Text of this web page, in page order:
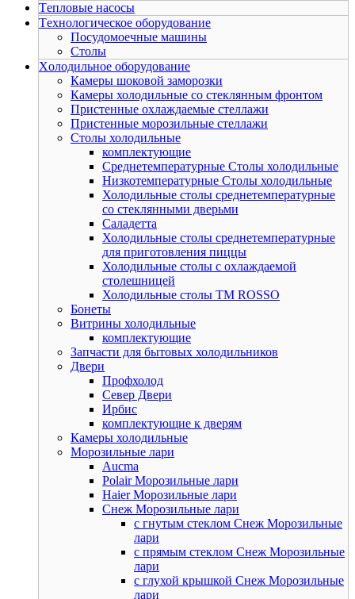
Tепловые насосы
Tехнологическое оборудование
Посудомоечные машины
Столы
Xолодильное оборудование
Камеры шоковой заморозки
Камеры холодильные со стеклянным фронтом
Пристенные охлаждаемые стеллажи
Пристенные морозильные стеллажи
Столы холодильные
комплектующие
Среднетемпературные Столы холодильные
Низкотемпературные Столы холодильные
Холодильные столы среднетемпературные
со стеклянными дверьми
Саладетта
Холодильные столы среднетемпературные
для приготовления пиццы
Холодильные столы с охлаждаемой
столешницей
Холодильные столы ТМ ROSSO
Бонеты
Витрины холодильные
комплектующие
Запчасти для бытовых холодильников
Двери
Профхолод
Север Двери
Ирбис
комплектующие к дверям
Камеры холодильные
Морозильные лари
Aucma
Polair Морозильные лари
Haier Морозильные лари
Снеж Морозильные лари
с гнутым стеклом Снеж Морозильные
лари
с прямым стеклом Снеж Морозильные
лари
с глухой крышкой Снеж Морозильные
лари